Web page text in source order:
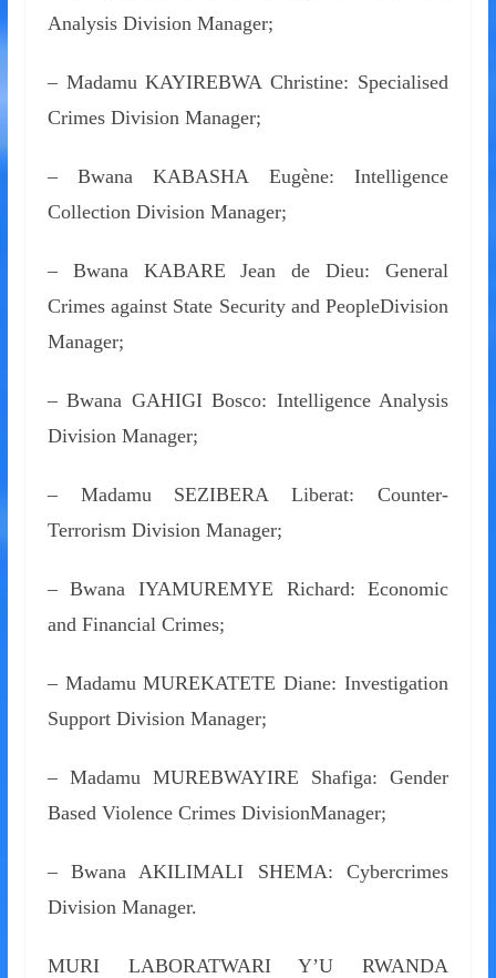
Analysis Division Manager;
– Madamu KAYIREBWA Christine: Specialised
Crimes Division Manager;
– Bwana KABASHA Eugène: Intelligence
Collection Division Manager;
– Bwana KABARE Jean de Dieu: General
Crimes against State Security and PeopleDivision
Manager;
– Bwana GAHIGI Bosco: Intelligence Analysis
Division Manager;
– Madamu SEZIBERA Liberat: Counter-
Terrorism Division Manager;
– Bwana IYAMUREMYE Richard: Economic
and Financial Crimes;
– Madamu MUREKATETE Diane: Investigation
Support Division Manager;
– Madamu MUREBWAYIRE Shafiga: Gender
Based Violence Crimes DivisionManager;
– Bwana AKILIMALI SHEMA: Cybercrimes
Division Manager.
MURI LABORATWARI Y’U RWANDA